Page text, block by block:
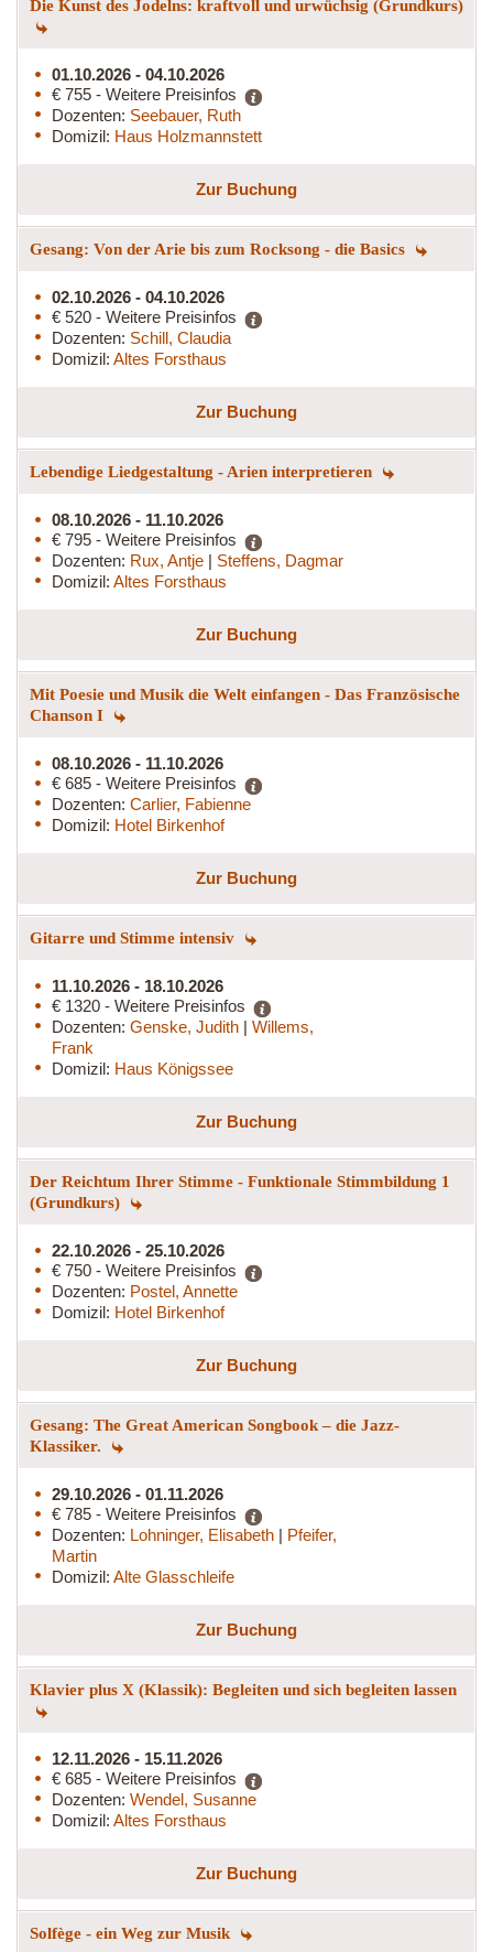
Die Kunst des Jodelns: kraftvoll und urwüchsig (Grundkurs)
01.10.2026 - 04.10.2026
€ 755 - Weitere Preisinfos
Dozenten: Seebauer, Ruth
Domizil: Haus Holzmannstett
Zur Buchung
Gesang: Von der Arie bis zum Rocksong - die Basics
02.10.2026 - 04.10.2026
€ 520 - Weitere Preisinfos
Dozenten: Schill, Claudia
Domizil: Altes Forsthaus
Zur Buchung
Lebendige Liedgestaltung - Arien interpretieren
08.10.2026 - 11.10.2026
€ 795 - Weitere Preisinfos
Dozenten: Rux, Antje | Steffens, Dagmar
Domizil: Altes Forsthaus
Zur Buchung
Mit Poesie und Musik die Welt einfangen - Das Französische
Chanson I
08.10.2026 - 11.10.2026
€ 685 - Weitere Preisinfos
Dozenten: Carlier, Fabienne
Domizil: Hotel Birkenhof
Zur Buchung
Gitarre und Stimme intensiv
11.10.2026 - 18.10.2026
€ 1320 - Weitere Preisinfos
Dozenten: Genske, Judith | Willems,
Frank
Domizil: Haus Königssee
Zur Buchung
Der Reichtum Ihrer Stimme - Funktionale Stimmbildung 1
(Grundkurs)
22.10.2026 - 25.10.2026
€ 750 - Weitere Preisinfos
Dozenten: Postel, Annette
Domizil: Hotel Birkenhof
Zur Buchung
Gesang: The Great American Songbook – die Jazz-
Klassiker.
29.10.2026 - 01.11.2026
€ 785 - Weitere Preisinfos
Dozenten: Lohninger, Elisabeth | Pfeifer,
Martin
Domizil: Alte Glasschleife
Zur Buchung
Klavier plus X (Klassik): Begleiten und sich begleiten lassen
12.11.2026 - 15.11.2026
€ 685 - Weitere Preisinfos
Dozenten: Wendel, Susanne
Domizil: Altes Forsthaus
Zur Buchung
Solfège - ein Weg zur Musik